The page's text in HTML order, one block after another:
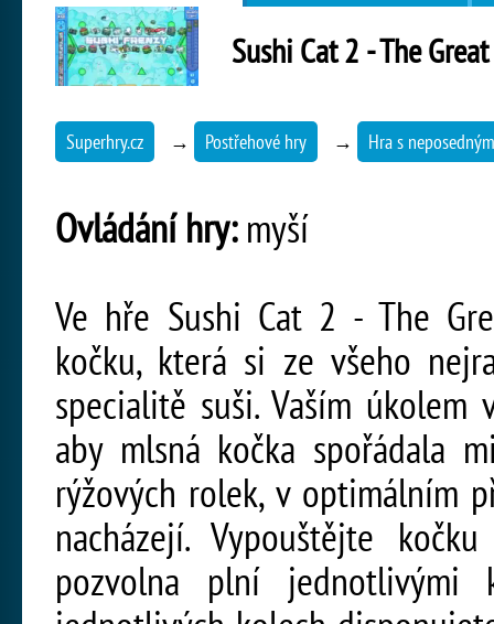
Sushi Cat 2 - The
Superhry.cz → Postřehové hry → Hra s
Ovládání hry:myší
Ve hře Sushi Cat 2 - The
kočku, která si ze všeho
specialitě suši. Vaším
aby mlsná kočka spořádala
rýžových rolek, v optimálním
nacházejí. Vypouštějte
pozvolna plní jednotlivými